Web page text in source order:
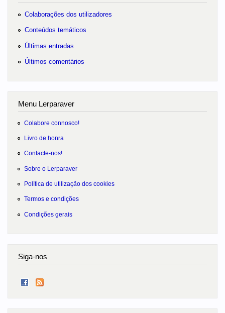
Colaborações dos utilizadores
Conteúdos temáticos
Últimas entradas
Últimos comentários
Menu Lerparaver
Colabore connosco!
Livro de honra
Contacte-nos!
Sobre o Lerparaver
Política de utilização dos cookies
Termos e condições
Condições gerais
Siga-nos